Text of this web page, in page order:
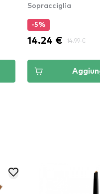
-15%
2.97 € 3.49 €